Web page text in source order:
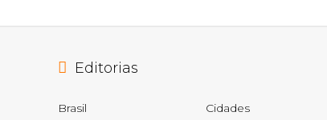
Editorias
Brasil Cidades